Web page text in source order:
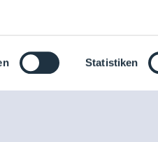
Statistiken